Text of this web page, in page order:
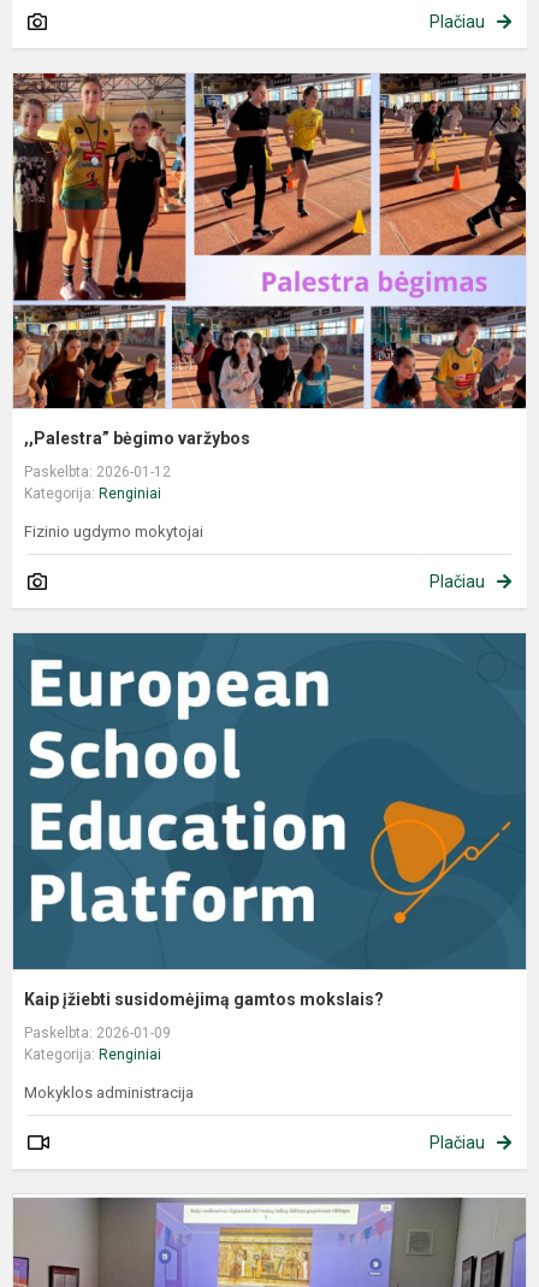
Plačiau
,,Palestra” bėgimo varžybos
Paskelbta: 2026-01-12
Kategorija: Renginiai
Fizinio ugdymo mokytojai
Plačiau
Kaip įžiebti susidomėjimą gamtos mokslais?
Paskelbta: 2026-01-09
Kategorija: Renginiai
Mokyklos administracija
Plačiau